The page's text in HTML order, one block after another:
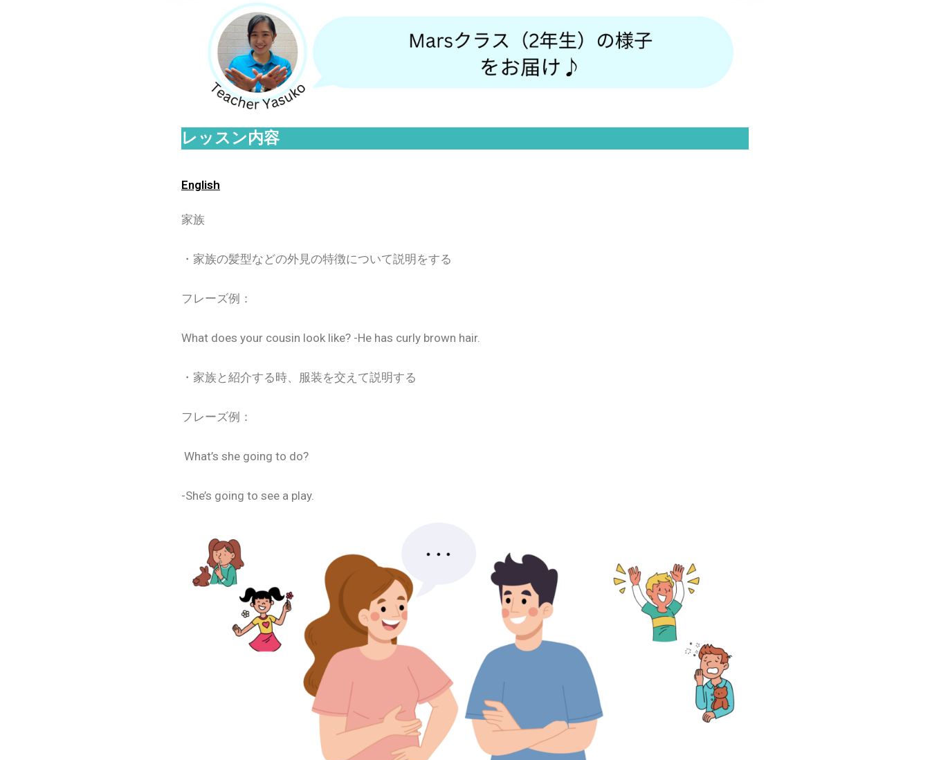
レッスン内容
English
家族
・家族の髪型などの外見の特徴について説明をする
フレーズ例：
What does your cousin look like? -He has curly brown hair.
・家族と紹介する時、服装を交えて説明する
フレーズ例：
What’s she going to do?
-She’s going to see a play.